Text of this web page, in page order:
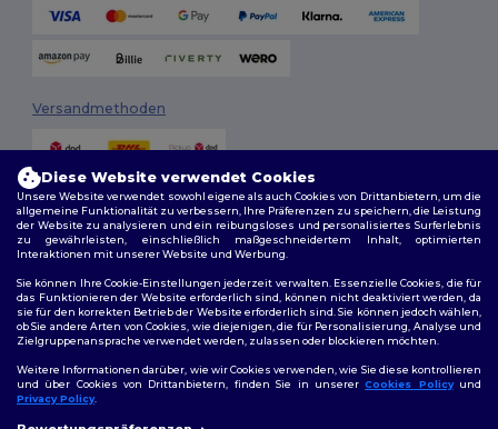
Versandmethoden
Allgemeine Geschäftsbedingungen|Personalisierungsrichtlinien
|
Datenschutzbestimmungen
Diese Website verwendet Cookies
Unsere Website verwendet sowohl eigene als auch Cookies von Drittanbietern, um die
allgemeine Funktionalität zu verbessern, Ihre Präferenzen zu speichern, die Leistung
der Website zu analysieren und ein reibungsloses und personalisiertes Surferlebnis
zu gewährleisten, einschließlich maßgeschneidertem Inhalt, optimierten
Interaktionen mit unserer Website und Werbung.
Sie können Ihre Cookie-Einstellungen jederzeit verwalten. Essenzielle Cookies, die für
das Funktionieren der Website erforderlich sind, können nicht deaktiviert werden, da
sie für den korrekten Betrieb der Website erforderlich sind. Sie können jedoch wählen,
ob Sie andere Arten von Cookies, wie diejenigen, die für Personalisierung, Analyse und
Zielgruppenansprache verwendet werden, zulassen oder blockieren möchten.
Weitere Informationen darüber, wie wir Cookies verwenden, wie Sie diese kontrollieren
und über Cookies von Drittanbietern, finden Sie in unsererCookies Policyund
Privacy Policy.